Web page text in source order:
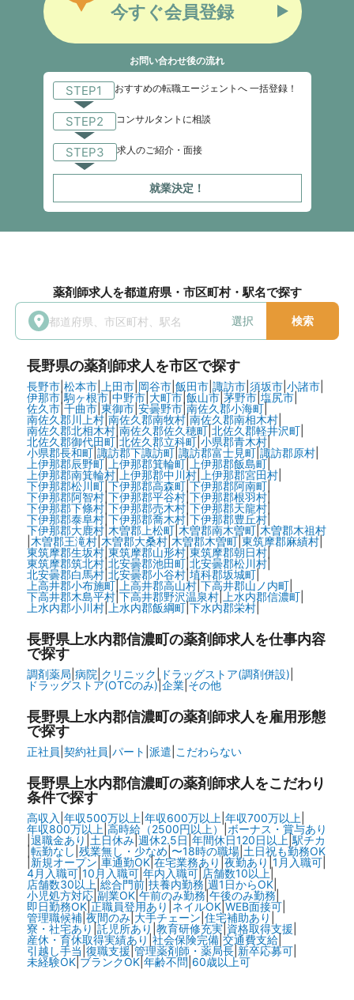
今すぐ会員登録
お問い合わせ後の流れ
STEP1 おすすめの転職エージェントへ 一括登録！
STEP2 コンサルタントに相談
STEP3 求人のご紹介・面接
就業決定！
薬剤師求人を都道府県・市区町村・駅名で探す
選択 検索
長野県の薬剤師求人を市区で探す
長野市| 松本市| 上田市| 岡谷市| 飯田市| 諏訪市| 須坂市| 小諸市|
伊那市|駒ヶ根市| 中野市| 大町市| 飯山市| 茅野市| 塩尻市|
佐久市|千曲市| 東御市| 安曇野市|南佐久郡小海町|
南佐久郡川上村| 南佐久郡南牧村| 南佐久郡南相木村|
南佐久郡北相木村| 南佐久郡佐久穂町| 北佐久郡軽井沢町|
北佐久郡御代田町|北佐久郡立科町| 小県郡青木村|
小県郡長和町| 諏訪郡下諏訪町| 諏訪郡富士見町| 諏訪郡原村|
上伊那郡辰野町| 上伊那郡箕輪町| 上伊那郡飯島町|
上伊那郡南箕輪村| 上伊那郡中川村| 上伊那郡宮田村|
下伊那郡松川町| 下伊那郡高森町| 下伊那郡阿南町|
下伊那郡阿智村|下伊那郡平谷村|下伊那郡根羽村|
下伊那郡下條村|下伊那郡売木村|下伊那郡天龍村|
下伊那郡泰阜村|下伊那郡喬木村|下伊那郡豊丘村|
下伊那郡大鹿村|木曽郡上松町| 木曽郡南木曽町| 木曽郡木祖村
木曽郡王滝村| 木曽郡大桑村| 木曽郡木曽町| 東筑摩郡麻績村|
東筑摩郡生坂村| 東筑摩郡山形村| 東筑摩郡朝日村|
東筑摩郡筑北村|北安曇郡池田町|北安曇郡松川村|
北安曇郡白馬村|北安曇郡小谷村|埴科郡坂城町|
上高井郡小布施町| 上高井郡高山村| 下高井郡山ノ内町|
下高井郡木島平村|下高井郡野沢温泉村| 上水内郡信濃町|
上水内郡小川村| 上水内郡飯綱町| 下水内郡栄村|
長野県上水内郡信濃町の薬剤師求人を仕事内容
で探す
調剤薬局 病院 クリニック ドラッグストア(調剤併設)
ドラッグストア(OTCのみ)| 企業| その他
長野県上水内郡信濃町の薬剤師求人を雇用形態
で探す
正社員 契約社員 パート 派遣 こだわらない
長野県上水内郡信濃町の薬剤師求人をこだわり
条件で探す
高収入 年収500万以上 年収600万以上 年収700万以上
年収800万以上 高時給（2500円以上）| ボーナス・賞与あり
退職金あり 土日休み| 週休2.5日 年間休日120日以上 駅チカ
|転勤なし 残業無し・少なめ 〜18時の職場| 土日祝も勤務OK
|新規オープン 車通勤OK|在宅業務あり 夜勤あり 1月入職可|
4月入職可| 10月入職可| 年内入職可| 店舗数10以上|
店舗数30以上 総合門前| 扶養内勤務 週1日からOK|
小児処方対応| 副業OK| 午前のみ勤務| 午後のみ勤務|
即日勤務OK| 正職員登用あり ネイルOK| WEB面接可|
管理職候補| 夜間のみ| 大手チェーン 住宅補助あり
寮・社宅あり 託児所あり 教育研修充実| 資格取得支援
産休・育休取得実績あり 社会保険完備| 交通費支給|
引越し手当 復職支援 |管理薬剤師・薬局長| 新卒応募可|
未経験OK| ブランクOK| 年齢不問 60歳以上可